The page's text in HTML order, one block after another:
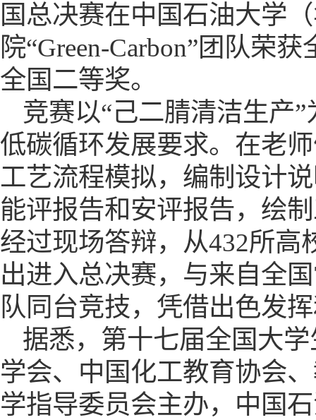
国总决赛在中国石油大学
院“Green-Carbon”团队荣
全国二等奖。
竞赛以“己二腈清洁生产
低碳循环发展要求。在老
工艺流程模拟，编制设计
能评报告和安评报告，绘
经过现场答辩，从432所高
出进入总决赛，与来自全
队同台竞技，凭借出色发
据悉，第十七届全国大
学会、中国化工教育协会
学指导委员会主办，中国